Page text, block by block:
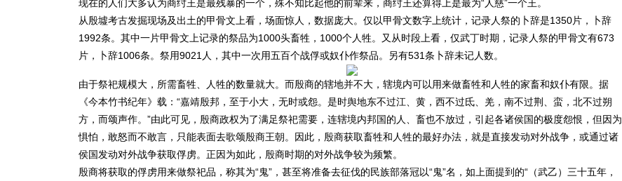
现在的人们大多认为商纣王是最残暴的一个，殊不知比起他的前辈来，商纣王还算得上是最为“人慈”一个王。
从殷墟考古发掘现场及出土的甲骨文上看，场面惊人，数据庞大。仅以甲骨文数字上统计，记录人祭的卜辞是1350片，卜辞
1992条。其中一片甲骨文上记录的祭品为1000头畜牲，1000个人牲。又从时段上看，仅武丁时期，记录人祭的甲骨文有673
片，卜辞1006条。祭用9021人，其中一次用五百个战俘或奴仆作祭品。另有531条卜辞未记人数。
由于祭祀规模大，所需畜牲、人牲的数量就大。而殷商的辖地并不大，辖境内可以用来做畜牲和人牲的家畜和奴仆有限。据
《今本竹书纪年》载：“嘉靖殷邦，至于小大，无时或怨。是时舆地东不过江、黄，西不过氐、羌，南不过荆、蛮，北不过朔
方，而颂声作。”由此可见，殷商政权为了满足祭祀需要，连辖境内邦国的人、畜也不放过，引起各诸侯国的极度怨恨，但因为
惧怕，敢怒而不敢言，只能表面去歌颂殷商王朝。因此，殷商获取畜牲和人牲的最好办法，就是直接发动对外战争，或通过诸
侯国发动对外战争获取俘虏。正因为如此，殷商时期的对外战争较为频繁。
殷商将获取的俘虏用来做祭祀品，称其为“鬼”，甚至将准备去征伐的民族部落冠以“鬼”名，如上面提到的“（武乙）三十五年，